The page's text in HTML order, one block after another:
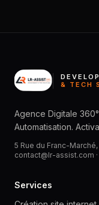
& TECH
Agence Digitale
Automatisation.
5 Rue du Franc-
contact@lr-assist.com ·
Services